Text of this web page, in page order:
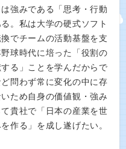
強みである「思考・行動
。私は大学の硬式ソフト
でチームの活動基盤を支
球時代に培った「役割の
る」ことを学んだからで
問わず常に変化の中に存
ため自身の価値観・強み
貴社で「日本の産業を世
作る」を成し遂げたい。